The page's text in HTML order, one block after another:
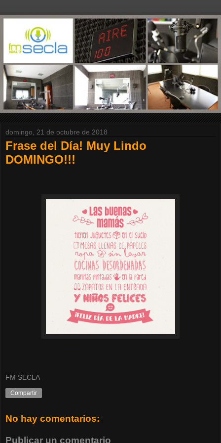
domingo, 21 de octubre de 2018
Frase del Día! Muy Lindo
DOMINGO!!!
FM SECLA
Compartir
No hay comentarios:
Publicar un comentario